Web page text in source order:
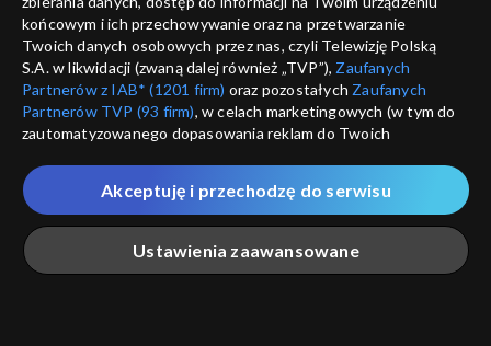
Zbuntowani
odc. 290
Zbuntowani
odc. 289
Zbuntowani
odc. 288
Zbuntowani
odc. 287
końcowym i ich przechowywanie oraz na przetwarzanie
Twoich danych osobowych przez nas, czyli Telewizję Polską
S.A. w likwidacji (zwaną dalej również „TVP”), Zaufanych
Partnerów z IAB* (1201 firm) oraz pozostałych Zaufanych
Partnerów TVP (93 firm), w celach marketingowych (w tym do
zautomatyzowanego dopasowania reklam do Twoich
które wskazujemy poniżej, a także zgody na udostępnianie
przez nas identyfikatora PPID do Google.
Twoje dane osobowe zbierane podczas odwiedzania przez
Ciebie naszych
poszczególnych serwisówzwanych dalej
„Portalem”, w tym informacje zapisywane za pomocą
Ustawienia zaawansowane
Akceptuję i przechodzę do serwisu